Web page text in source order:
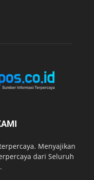
Menyajikan
dari Seluruh